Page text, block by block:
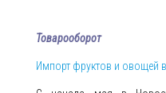
Товарооборот
Импорт фруктов и овощей